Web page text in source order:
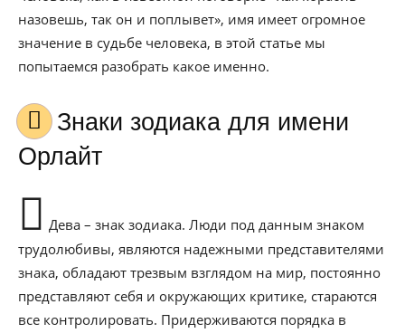
назовешь, так он и поплывет», имя имеет огромное
значение в судьбе человека, в этой статье мы
попытаемся разобрать какое именно.
Знаки зодиака для имени
Орлайт
Дева – знак зодиака. Люди под данным знаком
трудолюбивы, являются надежными представителями
знака, обладают трезвым взглядом на мир, постоянно
представляют себя и окружающих критике, стараются
все контролировать. Придерживаются порядка в